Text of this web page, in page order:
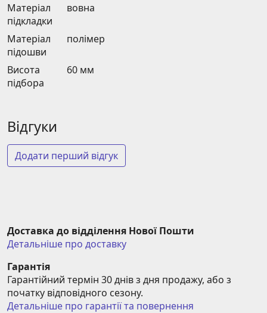
Матеріал
підкладки
вовна
Матеріал
підошви
полімер
Висота
підбора
60 мм
Відгуки
Додати перший відгук
Доставка до відділення Нової Пошти
Детальніше про доставку
Гарантія
Гарантійний термін 30 днів з дня продажу, або з
початку відповідного сезону.
Детальніше про гарантії та повернення